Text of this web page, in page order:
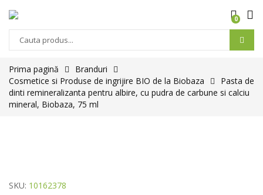
0
Prima pagină
Branduri
Cosmetice si Produse de ingrijire BIO de la Biobaza
Pasta de
dinti remineralizanta pentru albire, cu pudra de carbune si calciu
mineral, Biobaza, 75 ml
SKU: 10162378